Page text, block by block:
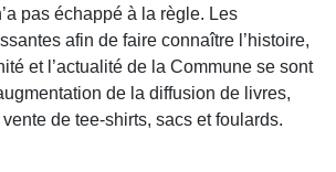
pas échappé à la règle. Les
afin de faire connaître l’histoire,
et l’actualité de la Commune se sont
de la diffusion de livres,
de tee-shirts, sacs et foulards.